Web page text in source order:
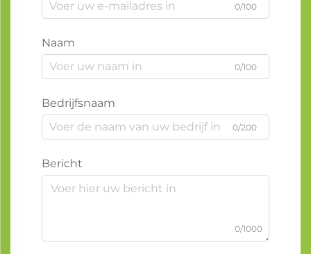
0/100
Naam
0/100
Bedrijfsnaam
0/200
Bericht
0/1000